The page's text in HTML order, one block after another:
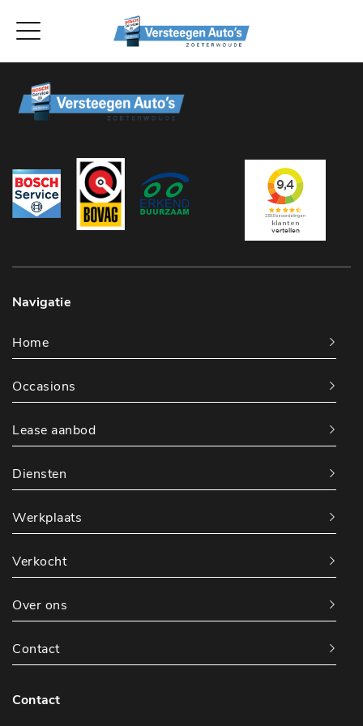
Navigatie
Home
Occasions
Lease aanbod
Diensten
Werkplaats
Verkocht
Over ons
Contact
Contact